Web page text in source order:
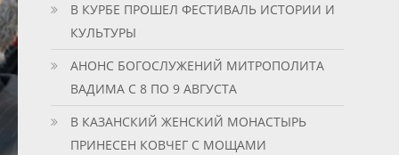
В КУРБЕ ПРОШЕЛ ФЕСТИВАЛЬ ИСТОРИИ И
КУЛЬТУРЫ
АНОНС БОГОСЛУЖЕНИЙ МИТРОПОЛИТА
ВАДИМА С 8 ПО 9 АВГУСТА
В КАЗАНСКИЙ ЖЕНСКИЙ МОНАСТЫРЬ
ПРИНЕСЕН КОВЧЕГ С МОЩАМИ